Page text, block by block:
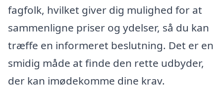
fagfolk, hvilket giver dig mulighed for at
sammenligne priser og ydelser, så du kan
træffe en informeret beslutning. Det er en
smidig måde at finde den rette udbyder,
der kan imødekomme dine krav.